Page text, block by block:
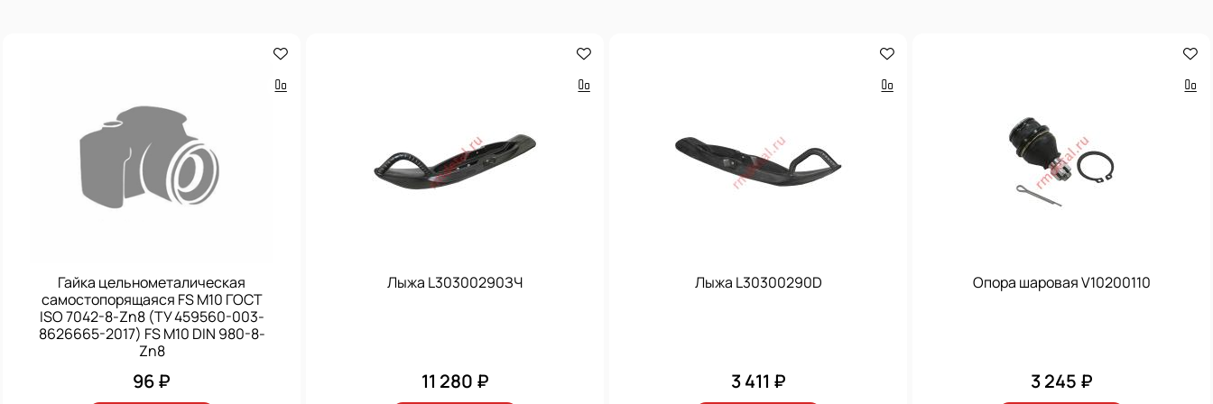
Гайка цельнометалическая
самостопорящаяся FS M10 ГОСТ
ISO 7042-8-Zn8 (ТУ 459560-003-
8626665-2017) FS M10 DIN 980-8-
Zn8
96 ₽
Лыжа L30300290ЗЧ
11 280 ₽
Лыжа L30300290D
3 411 ₽
Опора шаровая V10200110
3 245 ₽